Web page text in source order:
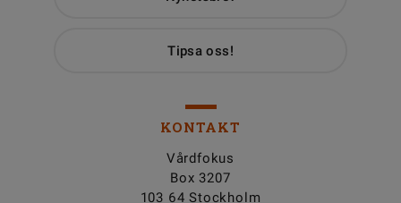
Tipsa oss!
KONTAKT
Vårdfokus
Box 3207
103 64 Stockholm